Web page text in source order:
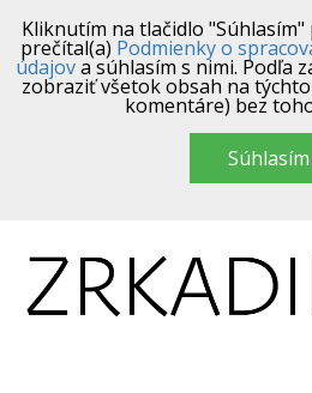
Kliknutím na tlačidlo
prečítal(a) Podmienky o
údajova súhlasím s nimi. Podľa
zobraziť všetok obsah na
komentáre) bez
Súhlasím